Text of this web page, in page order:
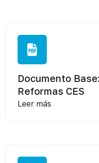
Documento
Reformas CES
Leer más